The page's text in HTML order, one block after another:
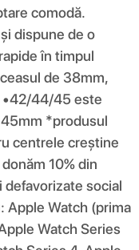
comodă.
dispune de o
în timpul
de 38mm,
•42/44/45 este
*produsul
centrele creștine
10% din
defavorizate social
Apple Watch (prima
Watch Series